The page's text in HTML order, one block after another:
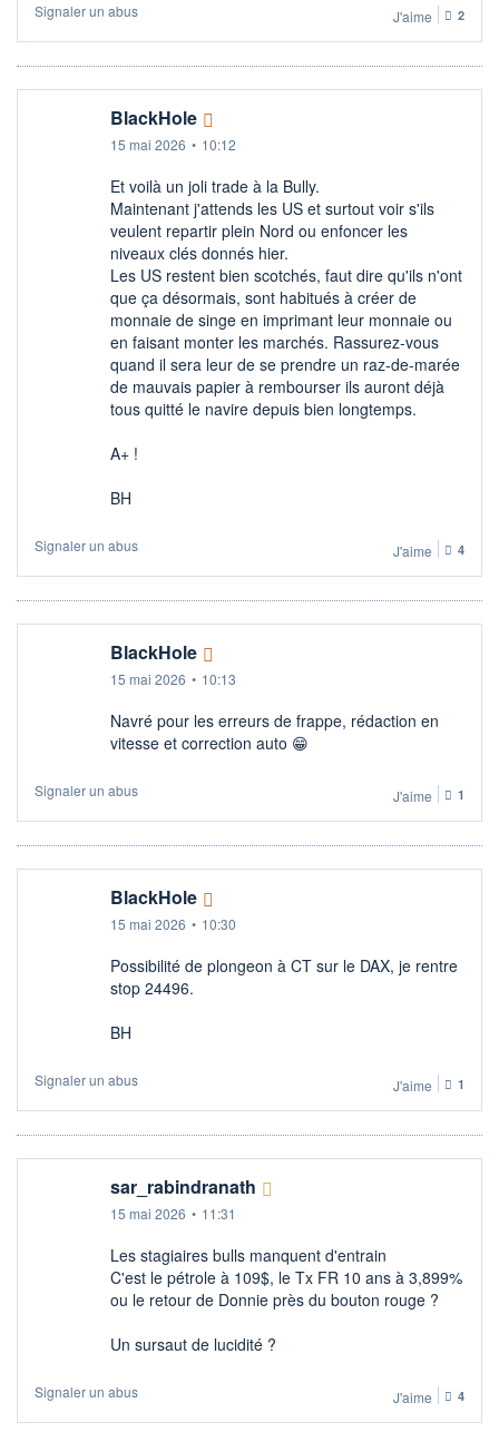
Signaler un abus J'aime 2
BlackHole
15 mai 2026 • 10:12
Et voilà un joli trade à la Bully.
Maintenant j'attends les US et surtout voir s'ils
veulent repartir plein Nord ou enfoncer les
niveaux clés donnés hier.
Les US restent bien scotchés, faut dire qu'ils n'ont
que ça désormais, sont habitués à créer de
monnaie de singe en imprimant leur monnaie ou
en faisant monter les marchés. Rassurez-vous
quand il sera leur de se prendre un raz-de-marée
de mauvais papier à rembourser ils auront déjà
tous quitté le navire depuis bien longtemps.
A+ !
BH
Signaler un abus J'aime 4
BlackHole
15 mai 2026 • 10:13
Navré pour les erreurs de frappe, rédaction en
vitesse et correction auto 😁
Signaler un abus J'aime 1
BlackHole
15 mai 2026 • 10:30
Possibilité de plongeon à CT sur le DAX, je rentre
stop 24496.
BH
Signaler un abus J'aime 1
sar_rabindranath
15 mai 2026 • 11:31
Les stagiaires bulls manquent d'entrain
C'est le pétrole à 109$, le Tx FR 10 ans à 3,899%
ou le retour de Donnie près du bouton rouge ?
Un sursaut de lucidité ?
Signaler un abus J'aime 4